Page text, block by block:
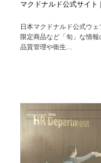
マクドナルド公式サイ
日本マクドナルド公式ウ
限定商品など「旬」な情
品質管理や衛生...